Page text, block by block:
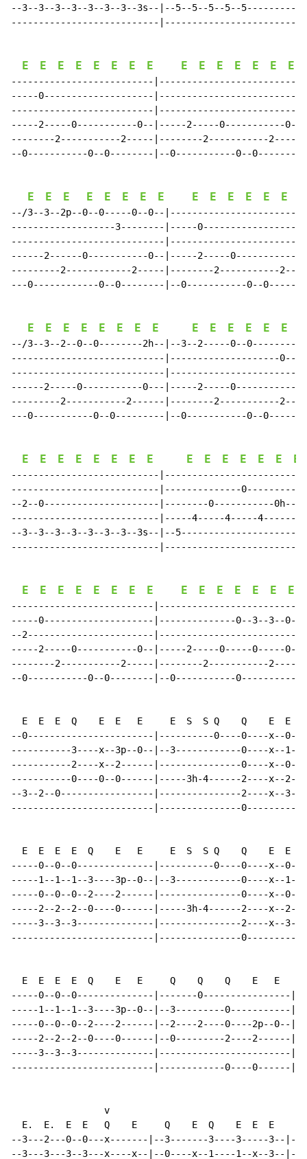
--3--3--3--3--3--3--3--3s--|--5--5--5--5--
---------------------------
E E E E E E E E E E E E E E E
--------------------------|--------------------------|
-----0--------------------|--------------------------|
--------------------------|--------------------------|
-----2-----0-----------0--|-----2-----0-----------0--|
--------2-----------2-----|--------2-----------2-----|
--0-----------0--0--------|--0-----------0--0--------|
E E E E E E E E E E E E E E
--/3--3--2p--0--0-----0--0--
-------------------3--------|-----
----------------------------
------2------0-----------0--|-----2-----0-----------
---------2------------2-----|--------2-----------
---0------------0--0--------|--0-----------0--
E E E E E E E E E E E E E E
--/3--3--2--0--0--------2h--|--3--2-----0--
----------------------------|--------------------
----------------------------
------2-----0-----------0---|-----2-----0-----------
---------2-----------2------|--------2-----------
---0-----------0--0---------|--0-----------0--
E E E E E E E E E E E E E E E
---------------------------
---------------------------|--------------
--2--0---------------------|--------0-----------0h--
---------------------------|-----4-----4-----
--3--3--3--3--3--3--3--3s--|--
---------------------------
E E E E E E E E E E E E E E E
--------------------------|--------------------------|
-----0--------------------|--------------0--3--3--0--|
--2-----------------------|--------------------------|
-----2-----0-----------0--|-----2-----0-----0-----0--|
--------2-----------2-----|--------2-----------2-----|
--0-----------0--0--------|--0-----------0-----------|
  E  E  E  Q    E  E   E     E  S  S Q    Q    E  E
--0-----------------------|----------0----0----x--0--|
-----------3----x--3p--0--|--3------------0----x--1--|
-----------2----x--2------|---------------0----x--0--|
-----------0----0--0------|-----3h-4------2----x--2--|
--3--2--0-----------------|---------------2----x--3--|
--------------------------|---------------0----------|
  E  E  E  E  Q    E   E     E  S  S Q    Q    E  E
-----0--0--0--------------|----------0----0----x--0--|
-----1--1--1--3----3p--0--|--3------------0----x--1--|
-----0--0--0--2----2------|---------------0----x--0--|
-----2--2--2--0----0------|-----3h-4------2----x--2--|
-----3--3--3--------------|---------------2----x--3--|
--------------------------|---------------0----------|
E  E  E  E  Q    E   E     Q    Q    Q    E   E
-----0--0--0--------------|-------0----------------
-----1--1--1--3----3p--0--|--3---------0-----------
-----0--0--0--2----2------|--2----2----0----2p--0--|--
-----2--2--2--0----0------|--0---------2----2------
-----3--3--3--------------|------------------------|--
--------------------------|------------0----0------
                 v
E.  E.  E  E   Q    E     Q    E  Q    E  E  E
--3---2---0--0---x-------|--3-------3----3-----3--
--3---3---3--3---x----x--|--0----x--1----1--x--3--